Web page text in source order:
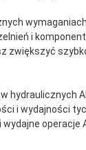
i
zwiększyć
i wydajności
operacje